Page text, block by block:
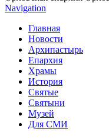
Navigation
Главная
Новости
Архипастырь
Епархия
Храмы
История
Святые
Святыни
Музей
Для СМИ